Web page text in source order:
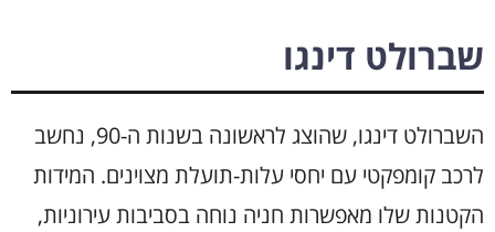
שברולט דינגו
השברולט דינגו, שהוצג לראשונה בשנות ה-90, נחשב
לרכב קומפקטי עם יחסי עלות-תועלת מצוינים. המידות
הקטנות שלו מאפשרות חניה נוחה בסביבות עירוניות,